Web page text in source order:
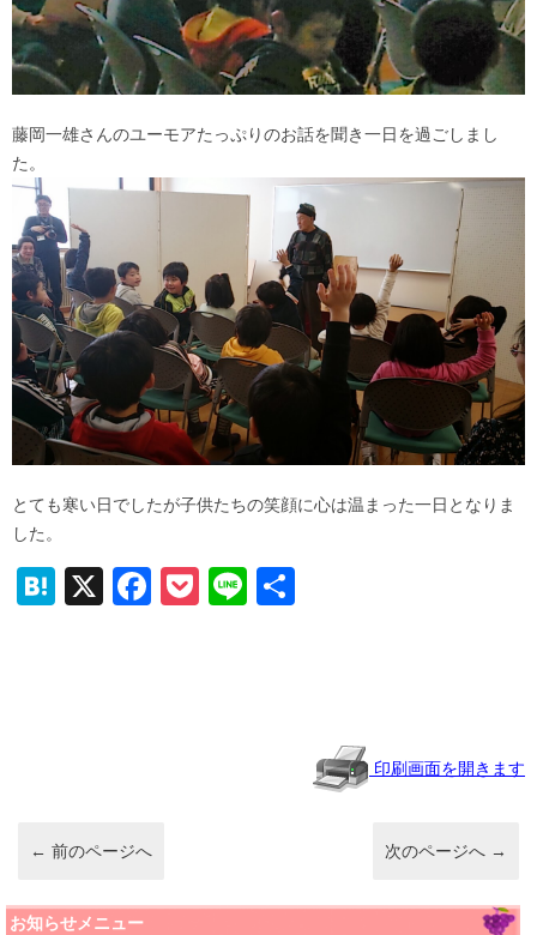
藤岡一雄さんのユーモアたっぷりのお話を聞き一日を過ごしまし
た。
とても寒い日でしたが子供たちの笑顔に心は温まった一日となりま
した。
H
X
F
k
P
Li
印刷画面を開きます
← 前のページへ 次のページへ →
お知らせメニュー